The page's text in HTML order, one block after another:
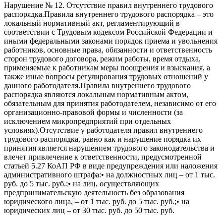
Нарушение № 12. Отсутствие правил внутреннего трудового
распорядка.Правила внутреннего трудового распорядка – это
локальный нормативный акт, регламентирующий в
соответствии с Трудовым кодексом Российской Федерации и
иными федеральными законами порядок приема и увольнения
работников, основные права, обязанности и ответственность
сторон трудового договора, режим работы, время отдыха,
применяемые к работникам меры поощрения и взыскания, а
также иные вопросы регулирования трудовых отношений у
данного работодателя.Правила внутреннего трудового
распорядка являются локальным нормативным актом,
обязательным для принятия работодателем, независимо от его
организационно-правовой формы и численности (за
исключением микропредприятий при отдельных
условиях).Отсутствие у работодателя правил внутреннего
трудового распорядка, равно как и нарушение порядка их
принятия является нарушением трудового законодательства и
влечет привлечение к ответственности, предусмотренной
статьей 5.27 КоАП РФ в виде предупреждения или наложения
административного штрафа:• на должностных лиц – от 1 тыс.
руб. до 5 тыс. руб.;• на лиц, осуществляющих
предпринимательскую деятельность без образования
юридического лица, – от 1 тыс. руб. до 5 тыс. руб.;• на
юридических лиц – от 30 тыс. руб. до 50 тыс. руб.